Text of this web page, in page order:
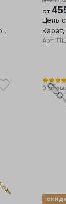
от
Цепь
проба
Арт.
0